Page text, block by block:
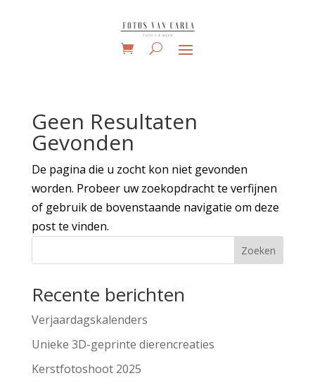
Geen Resultaten
Gevonden
De pagina die u zocht kon niet gevonden
worden. Probeer uw zoekopdracht te verfijnen
of gebruik de bovenstaande navigatie om deze
post te vinden.
Zoeken
Recente berichten
Verjaardagskalenders
Unieke 3D-geprinte dierencreaties
Kerstfotoshoot 2025